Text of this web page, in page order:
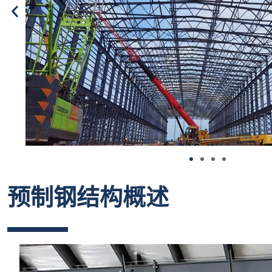
预制钢结构概述